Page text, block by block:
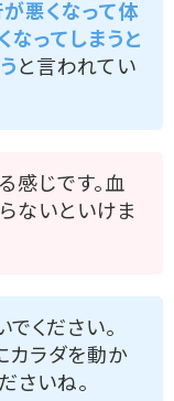
悪くなって体
なってしまうと
と言われてい
感じです。血
ないといけま
ください。
カラダを動か
さいね。